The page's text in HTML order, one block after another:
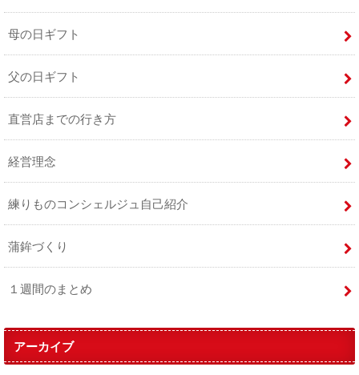
母の日ギフト
父の日ギフト
直営店までの行き方
経営理念
練りものコンシェルジュ自己紹介
蒲鉾づくり
１週間のまとめ
アーカイブ